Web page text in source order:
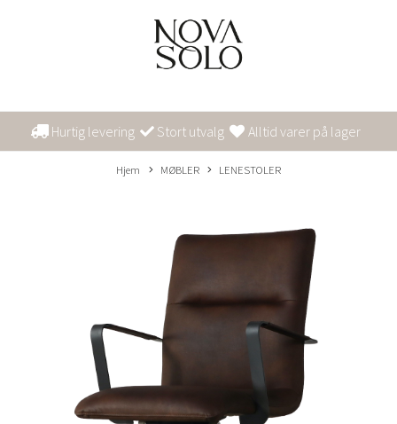
Hurtig levering Stort utvalg Alltid varer på lager
Hjem MØBLER LENESTOLER